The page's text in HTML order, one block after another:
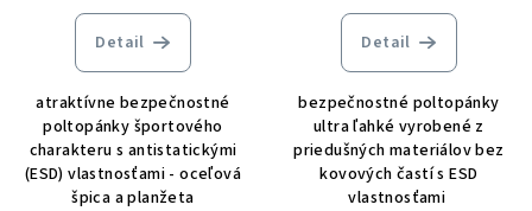
Detail
atraktívne bezpečnostné
poltopánky športového
charakteru s antistatickými
(ESD) vlastnosťami - oceľová
špica a planžeta
Detail
bezpečnostné poltopánky
ultra ľahké vyrobené z
priedušných materiálov bez
kovových častí s ESD
vlastnosťami